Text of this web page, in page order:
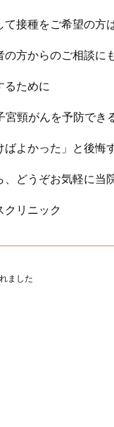
接種をご希望の方
方からのご相談に
るために
頸がんを予防でき
ばよかった」と後
どうぞお気軽に当
クリニック
ました